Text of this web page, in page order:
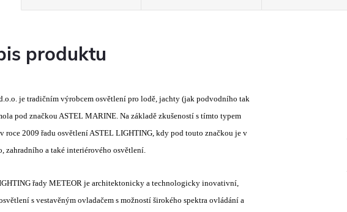
produktu
je tradičním výrobcem osvětlení pro lodě, jachty (jak podvodního tak
pod značkou ASTEL MARINE. Na základě zkušeností s tímto typem
roce 2009 řadu osvětlení ASTEL LIGHTING, kdy pod touto značkou je v
zahradního a také interiérového osvětlení.
řady METEOR je architektonicky a technologicky inovativní,
s vestavěným ovladačem s možností širokého spektra ovládání a